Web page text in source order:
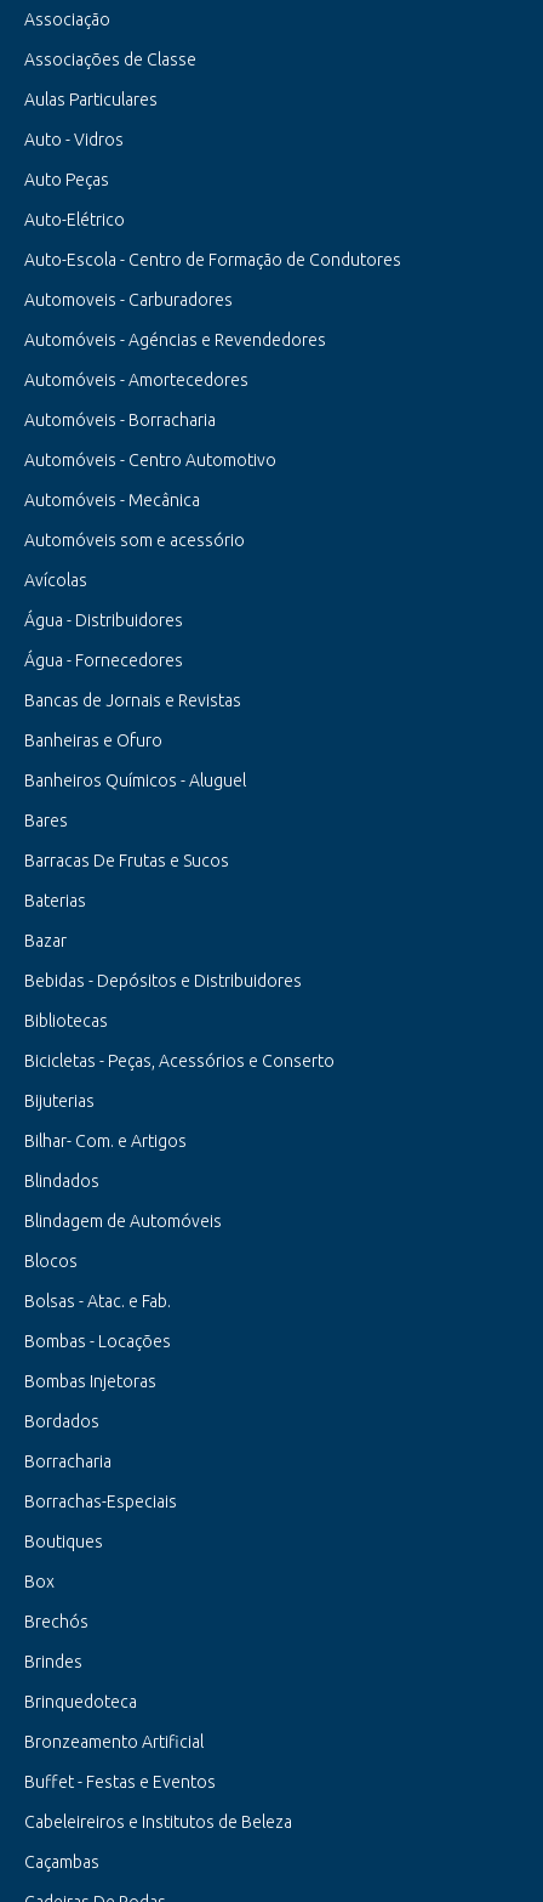
Associação
Associações de Classe
Aulas Particulares
Auto - Vidros
Auto Peças
Auto-Elétrico
Auto-Escola - Centro de Formação de Condutores
Automoveis - Carburadores
Automóveis - Agéncias e Revendedores
Automóveis - Amortecedores
Automóveis - Borracharia
Automóveis - Centro Automotivo
Automóveis - Mecânica
Automóveis som e acessório
Avícolas
Água - Distribuidores
Água - Fornecedores
Bancas de Jornais e Revistas
Banheiras e Ofuro
Banheiros Químicos - Aluguel
Bares
Barracas De Frutas e Sucos
Baterias
Bazar
Bebidas - Depósitos e Distribuidores
Bibliotecas
Bicicletas - Peças, Acessórios e Conserto
Bijuterias
Bilhar- Com. e Artigos
Blindados
Blindagem de Automóveis
Blocos
Bolsas - Atac. e Fab.
Bombas - Locações
Bombas Injetoras
Bordados
Borracharia
Borrachas-Especiais
Boutiques
Box
Brechós
Brindes
Brinquedoteca
Bronzeamento Artificial
Buffet - Festas e Eventos
Cabeleireiros e Institutos de Beleza
Caçambas